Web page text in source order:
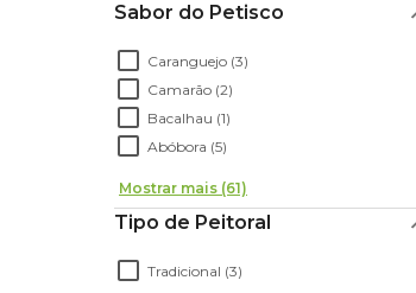
Sabor do Petisco
Caranguejo (3)
Camarão (2)
Bacalhau (1)
Abóbora (5)
Mostrar mais (61)
Tipo de Peitoral
Tradicional (3)